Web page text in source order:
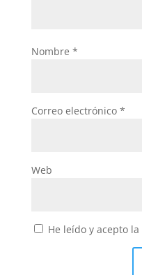
Nombre *
Correo electrónico *
Web
He leído y acepto la